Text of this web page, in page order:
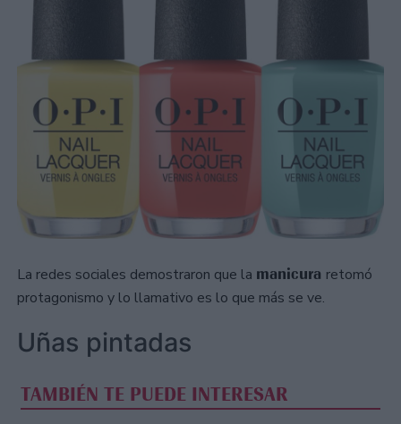
La redes sociales demostraron que la manicura retomó
protagonismo y lo llamativo es lo que más se ve.
Uñas pintadas
TAMBIÉN TE PUEDE INTERESAR